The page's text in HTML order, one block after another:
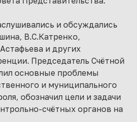
и обсуждались
В.С.Катренко,
и других
Председатель Счётной
основные проблемы
и муниципального
обозначил цели и задачи
счётных органов на